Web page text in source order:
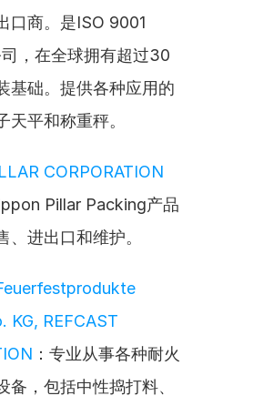
口商。是ISO 9001
，在全球拥有超过30
基础。提供各种应用的
天平和称重秤。
CORPORATION
Pillar Packing产品
、进出口和维护。
KG, REFCAST
：专业从事各种耐火
备，包括中性捣打料、